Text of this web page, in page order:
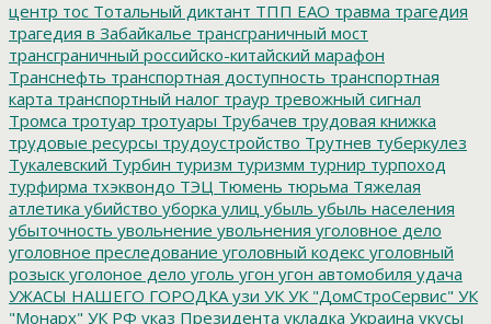
центр тос Тотальный диктант ТПП ЕАО травма трагедия
трагедия в Забайкалье трансграничный мост
трансграничный российско-китайский марафон
Транснефть транспортная доступность транспортная
карта транспортный налог траур тревожный сигнал
Тромса тротуар тротуары Трубачев трудовая книжка
трудовые ресурсы трудоустройство Трутнев туберкулез
Тукалевский Турбин туризм туризмм турнир турпоход
турфирма тхэквондо ТЭЦ Тюмень тюрьма Тяжелая
атлетика убийство уборка улиц убыль убыль населения
убыточность увольнение увольнения уголовное дело
уголовное преследование уголовный кодекс уголовный
розыск уголоное дело уголь угон угон автомобиля удача
УЖАСЫ НАШЕГО ГОРОДКА узи УК УК "ДомСтроСервис" УК
"Монарх" УК РФ указ Президента укладка Украина укусы